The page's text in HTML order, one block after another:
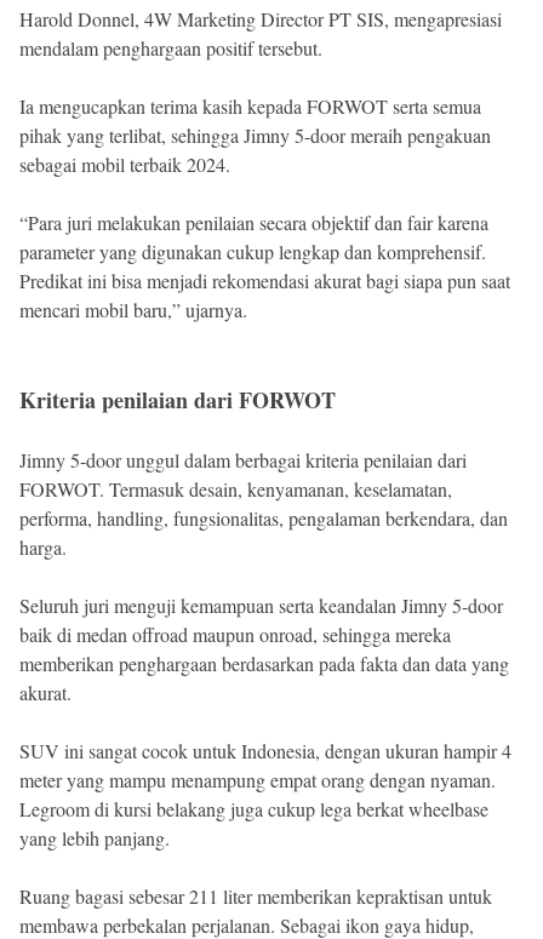
Harold Donnel, 4W Marketing Director PT SIS, mengapresiasi
mendalam penghargaan positif tersebut.
Ia mengucapkan terima kasih kepada FORWOT serta semua
pihak yang terlibat, sehingga Jimny 5-door meraih pengakuan
sebagai mobil terbaik 2024.
“Para juri melakukan penilaian secara objektif dan fair karena
parameter yang digunakan cukup lengkap dan komprehensif.
Predikat ini bisa menjadi rekomendasi akurat bagi siapa pun saat
mencari mobil baru,” ujarnya.
Kriteria penilaian dari FORWOT
Jimny 5-door unggul dalam berbagai kriteria penilaian dari
FORWOT. Termasuk desain, kenyamanan, keselamatan,
performa, handling, fungsionalitas, pengalaman berkendara, dan
harga.
Seluruh juri menguji kemampuan serta keandalan Jimny 5-door
baik di medan offroad maupun onroad, sehingga mereka
memberikan penghargaan berdasarkan pada fakta dan data yang
akurat.
SUV ini sangat cocok untuk Indonesia, dengan ukuran hampir 4
meter yang mampu menampung empat orang dengan nyaman.
Legroom di kursi belakang juga cukup lega berkat wheelbase
yang lebih panjang.
Ruang bagasi sebesar 211 liter memberikan kepraktisan untuk
membawa perbekalan perjalanan. Sebagai ikon gaya hidup,